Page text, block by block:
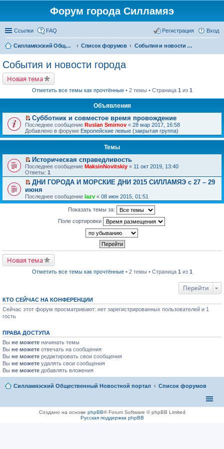
Форум города Силламяэ
Ссылки FAQ Вход
Регистрация
Силламяэский Общественный Новостной портал Список форумов События и новости города
События и новости города
Новая тема
Отметить все темы как прочтённые• 2 темы • Страница 1 из 1
Объявления
П
е
р
е
т
и
к
п
е
р
в
о
м
и
т
а
н
н
с
о
о
н
ю
Субботник и совместое время провождение
Последнее сообщение Ruslan Smirnov « 28 мар 2017, 16:58
Добавлено в форуме Европейские левые (закрытая группа)
Темы
П
е
р
е
й
т
и
н
е
п
р
т
а
н
у
с
о
о
б
щ
е
ю
Историческая справедливость
Последнее сообщение MaksinNovitskiy « 11 окт 2019, 13:40
Ответы: 1
П
е
р
е
в
о
м
у
о
ч
н
н
о
м
у
с
о
щ
ДНИ ГОРОДА И МОРСКИЕ ДНИ 2015 СИЛЛАМЯЭ с 27 – 29
июня
Последнее сообщение lazv « 08 июн 2015, 01:51
Показать темы за:
Поле сортировки
Новая тема
Отметить все темы как прочтённые• 2 темы • Страница 1 из 1
Перейти
КТО СЕЙЧАС НА КОНФЕРЕНЦИИ
Сейчас этот форум просматривают: нет зарегистрированных пользователей и 1
гость
ПРАВА ДОСТУПА
Вы не можете начинать темы
Вы не можете отвечать на сообщения
Вы не можете редактировать свои сообщения
Вы не можете удалять свои сообщения
Вы не можете добавлять вложения
Силламяэский Общественный Новостной портал Список форумов
Создано на основе phpBB® Forum Software © phpBB Limited
Русская поддержка phpBB